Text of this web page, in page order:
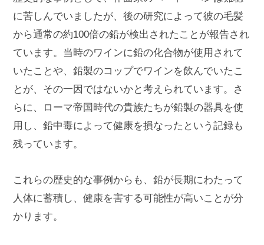
に苦しんでいましたが、後の研究によって彼の毛髪
から通常の約100倍の鉛が検出されたことが報告され
ています。当時のワインに鉛の化合物が使用されて
いたことや、鉛製のコップでワインを飲んでいたこ
とが、その一因ではないかと考えられています。さ
らに、ローマ帝国時代の貴族たちが鉛製の器具を使
用し、鉛中毒によって健康を損なったという記録も
残っています。
これらの歴史的な事例からも、鉛が長期にわたって
人体に蓄積し、健康を害する可能性が高いことが分
かります。